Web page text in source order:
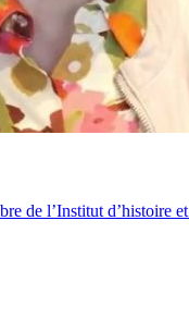
de l’Institut d’histoire